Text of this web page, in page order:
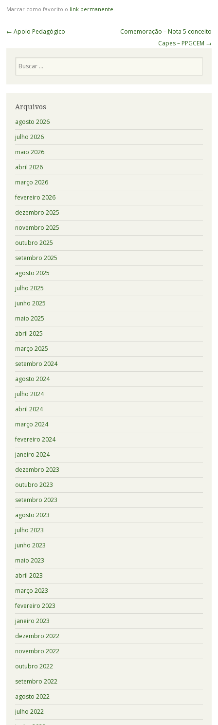
Marcar como favorito o link permanente
Navegação
← Apoio Pedagógico
Comemoração – Nota 5 conceito
Capes – PPGCEM →
Arquivos
agosto 2026
julho 2026
maio 2026
abril 2026
março 2026
fevereiro 2026
dezembro 2025
novembro 2025
outubro 2025
setembro 2025
agosto 2025
julho 2025
junho 2025
maio 2025
abril 2025
março 2025
setembro 2024
agosto 2024
julho 2024
abril 2024
março 2024
fevereiro 2024
janeiro 2024
dezembro 2023
outubro 2023
setembro 2023
agosto 2023
julho 2023
junho 2023
maio 2023
abril 2023
março 2023
fevereiro 2023
janeiro 2023
dezembro 2022
novembro 2022
outubro 2022
setembro 2022
agosto 2022
julho 2022